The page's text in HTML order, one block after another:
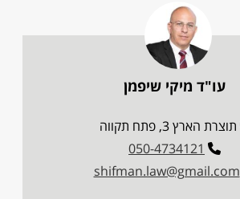
עו"ד מיקי שיפמן
תוצרת הארץ 3, פתח תקווה
050-4734121
shifman.law@gmail.com